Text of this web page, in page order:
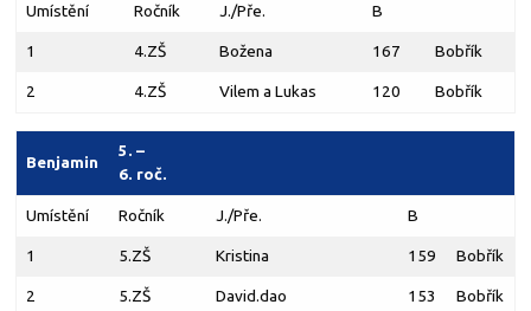
Umístění Ročník J./Pře. B
1 4.ZŠ Božena 167 Bobřík
2 4.ZŠ Vilem a Lukas 120 Bobřík
Benjamin
5. –
6. roč.
Umístění Ročník J./Pře. B
1 5.ZŠ Kristina 159 Bobřík
2 5.ZŠ David.dao 153 Bobřík